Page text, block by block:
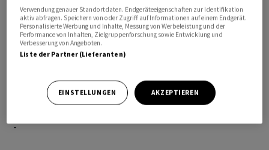
      DEU Umsatz im Dienstleistungsbereich 4/26
      DEU S&P Einkaufsmanagerindex Baugewerbe 6/26
      EUR Sentix-Investorenvertrauen 7/26
      GBR S&P Einkaufsmanagerindex Baugewerbe 6/26
      EUR Einzelhandelsumsatz 5/26
      USA S&P Einkaufsmanagerindex Dienstleistungen 6/26
-
Verwendung genauer Standortdaten. Endgeräteeigenschaften zur Identifikation
aktiv abfragen. Speichern von oder Zugriff auf Informationen auf einem Endgerät.
Personalisierte Werbung und Inhalte, Messung von Werbeleistung und der
Performance von Inhalten, Zielgruppenforschung sowie Entwicklung und
Verbesserung von Angeboten.
Liste der Partner (Lieferanten)
EINSTELLUNGEN AKZEPTIEREN